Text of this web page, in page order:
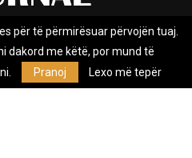
Marketing
Kontakt
Policy
e pavarur, e themeluar në vitin
për të përmirësuar përvojën tuaj.
dakord me këtë, por mund të
Pranoj Lexo më tepër